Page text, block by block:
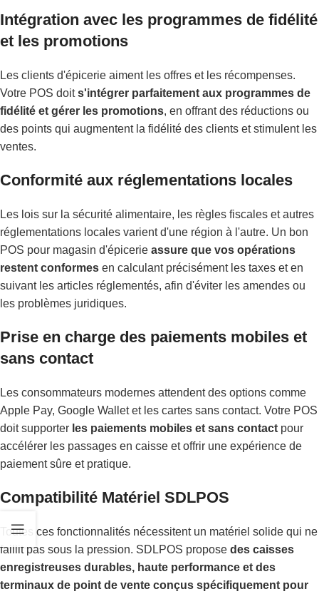
Intégration avec les programmes de fidélité
et les promotions
Les clients d'épicerie aiment les offres et les récompenses.
Votre POS doits'intégrer parfaitement aux programmes de
fidélité et gérer les promotions, en offrant des réductions ou
des points qui augmentent la fidélité des clients et stimulent les
ventes.
Conformité aux réglementations locales
Les lois sur la sécurité alimentaire, les règles fiscales et autres
réglementations locales varient d'une région à l'autre. Un bon
POS pour magasin d'épicerie assure que vos opérations
restent conformes en calculant précisément les taxes et en
suivant les articles réglementés, afin d'éviter les amendes ou
les problèmes juridiques.
Prise en charge des paiements mobiles et
sans contact
Les consommateurs modernes attendent des options comme
Apple Pay, Google Wallet et les cartes sans contact. Votre POS
doit supporter les paiements mobiles et sans contact pour
accélérer les passages en caisse et offrir une expérience de
paiement sûre et pratique.
Compatibilité Matériel SDLPOS
Toutes ces fonctionnalités nécessitent un matériel solide qui ne
faillit pas sous la pression. SDLPOS propose des caisses
enregistreuses durables, haute performance et des
terminaux de point de vente conçus spécifiquement pour